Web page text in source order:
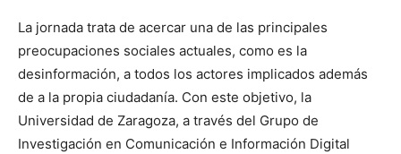
La jornada trata de acercar una de las principales
preocupaciones sociales actuales, como es la
desinformación, a todos los actores implicados además
de a la propia ciudadanía. Con este objetivo, la
Universidad de Zaragoza, a través del Grupo de
Investigación en Comunicación e Información Digital